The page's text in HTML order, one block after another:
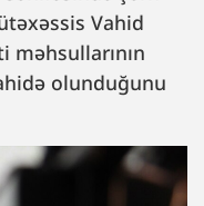
Vahid
olunduğunu